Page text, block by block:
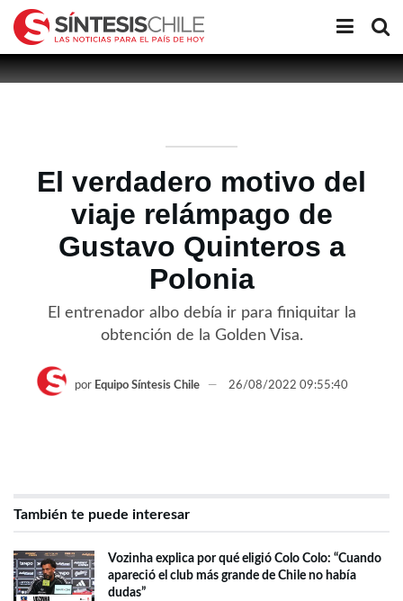
El verdadero motivo del
viaje relámpago de
Gustavo Quinteros a
Polonia
El entrenador albo debía ir para finiquitar la
obtención de la Golden Visa.
por Equipo Síntesis Chile 26/08/2022 09:55:40
También te puede interesar
Vozinha explica por qué eligió Colo Colo: “Cuando
apareció el club más grande de Chile no había
dudas”